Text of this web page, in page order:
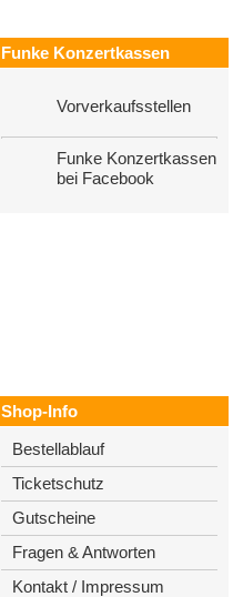
Funke Konzertkassen
Vorverkaufsstellen
Funke Konzertkassen
bei Facebook
Shop-Info
Bestellablauf
Ticketschutz
Gutscheine
Fragen & Antworten
Kontakt / Impressum